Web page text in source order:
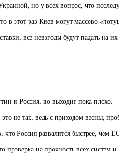
но у всех вопрос, что
этот раз Киев могут массово
все невзгоды будут падать на
и Россия, но выходит пока плохо.
не так, ведь с приходом весны,
Россия развалится быстрее, чем
проверка на прочность всех систем